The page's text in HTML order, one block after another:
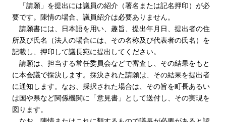
「請願」を提出には議員の紹介（署名または記名押印）が必
要です。陳情の場合、議員紹介は必要ありません。
請願書には、日本語を用い、趣旨、提出年月日、提出者の住
所及び氏名（法人の場合には、その名称及び代表者の氏名）を
記載し、押印して議長宛に提出してください。
請願は、担当する常任委員会などで審査し、その結果をもと
に本会議で採決します。採決された請願は、その結果を提出者
に通知します。なお、採択された場合は、その旨を町長あるい
は国や県など関係機関に「意見書」として送付し、その実現を
図ります。